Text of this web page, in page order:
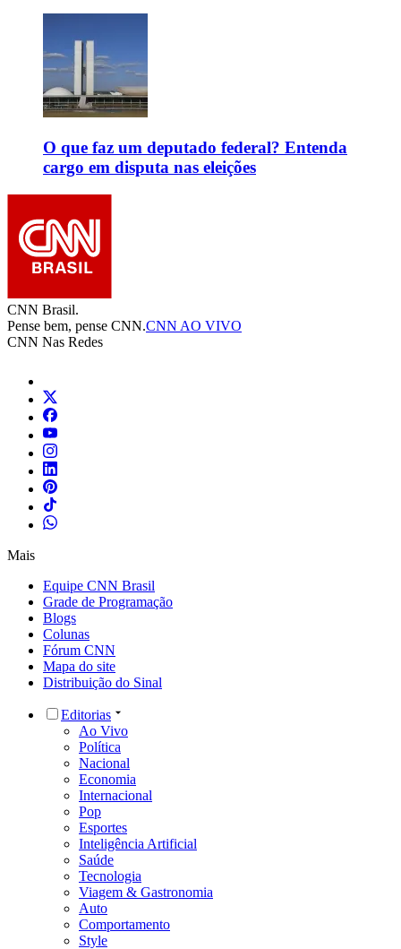
O que faz um deputado federal? Entenda
cargo em disputa nas eleições
CNN Brasil.
Pense bem, pense CNN.CNN AO VIVO
CNN Nas Redes
Mais
Equipe CNN Brasil
Grade de Programação
Blogs
Colunas
Fórum CNN
Mapa do site
Distribuição do Sinal
Editorias
Ao Vivo
Política
Nacional
Economia
Internacional
Pop
Esportes
Inteligência Artificial
Saúde
Tecnologia
Viagem & Gastronomia
Auto
Comportamento
Style